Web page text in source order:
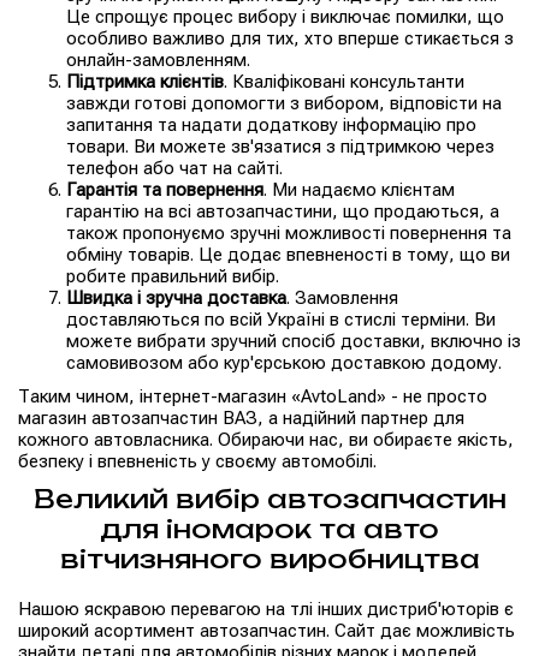
Це спрощує процес вибору і виключає помилки, що
особливо важливо для тих, хто вперше стикається з
онлайн-замовленням.
Підтримка клієнтів. Кваліфіковані консультанти
завжди готові допомогти з вибором, відповісти на
запитання та надати додаткову інформацію про
товари. Ви можете зв'язатися з підтримкою через
телефон або чат на сайті.
Гарантія та повернення. Ми надаємо клієнтам
гарантію на всі автозапчастини, що продаються, а
також пропонуємо зручні можливості повернення та
обміну товарів. Це додає впевненості в тому, що ви
робите правильний вибір.
Швидка і зручна доставка. Замовлення
доставляються по всій Україні в стислі терміни. Ви
можете вибрати зручний спосіб доставки, включно із
самовивозом або кур'єрською доставкою додому.
Таким чином, інтернет-магазин «AvtoLand» - не просто
магазин автозапчастин ВАЗ, а надійний партнер для
кожного автовласника. Обираючи нас, ви обираєте якість,
безпеку і впевненість у своєму автомобілі.
Великий вибір автозапчастин
для іномарок та авто
вітчизняного виробництва
Нашою яскравою перевагою на тлі інших дистриб'юторів є
широкий асортимент автозапчастин. Сайт дає можливість